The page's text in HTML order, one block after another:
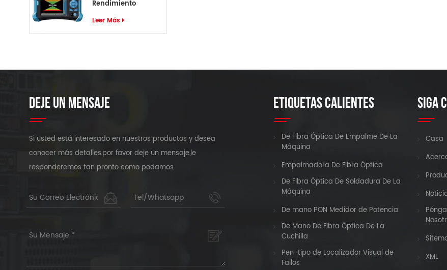
Rendimiento
Cable S-55
Leer Más
DEJE UN MENSAJE
Si usted está interesado en nuestros productos y desea
conocer más detalles,por favor deje un mensaje,le
responderemos tan pronto como podamos.
ETIQUETAS CALIENTES
De Fibra Óptica De Empalme De La
Máquina
Empalmadora De Fibra Óptica
De Fibra Óptica De Soldadura De La
Máquina
De mano PON Medidor de Potencia
De Mano De Fibra Óptica De La
Cuchilla
Pen-tipo de Localizador Visual de
Fallos
SIGA
Casa
XML